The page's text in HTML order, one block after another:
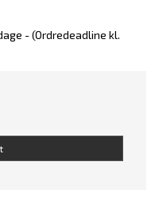
- (Ordredeadline kl.